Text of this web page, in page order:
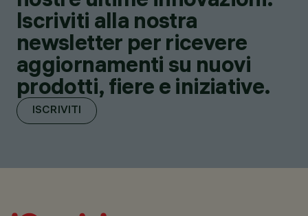
Iscriviti alla nostra
newsletter per ricevere
aggiornamenti su nuovi
prodotti, fiere e iniziative.
ISCRIVITI